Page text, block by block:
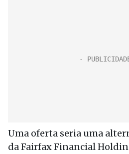
Uma oferta seria uma
da Fairfax Financial